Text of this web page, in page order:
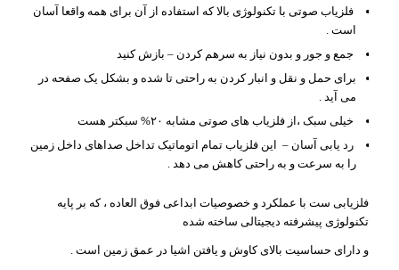
فلزیاب صوتی با تکنولوژی بالا که استفاده از آن برای همه واقعا آسان
است .
جمع و جور و بدون نیاز به سرهم کردن – بازش کنید
برای حمل و نقل و انبار کردن به راحتی تا شده و بشکل یک صفحه در
می آید .
خیلی سبک ،از فلزیاب های صوتی مشابه ۲۰% سبکتر هست
رد یابی آسان – این فلزیاب تمام اتوماتیک تداخل صداهای داخل زمین
را به سرعت و به راحتی کاهش می دهد .
فلزیابی ست با عملکرد و خصوصیات ابداعی فوق العاده ، که بر پایه
تکنولوژی پیشرفته دیجیتالی ساخته شده
و دارای حساسیت بالای کاوش و یافتن اشیا در عمق زمین است .